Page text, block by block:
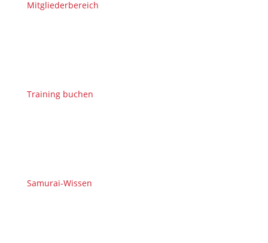
Mitgliederbereich
Training buchen
Samurai-Wissen